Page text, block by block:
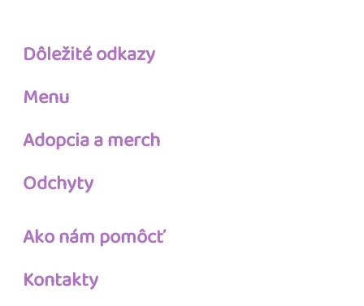
Dôležité odkazy
Menu
Adopcia a merch
Odchyty
Ako nám pomôcť
Kontakty